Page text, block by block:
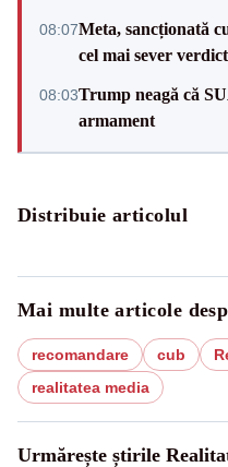
08:07Meta, sancționată
cel mai sever
08:03Trump neagă că
armament
Distribuie articolul
Mai multe articole
recomandare cub
realitatea media
Urmărește știrile